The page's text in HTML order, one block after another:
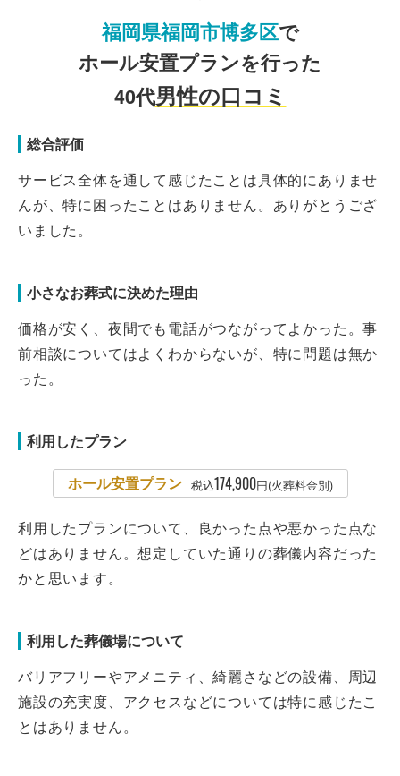
福岡県福岡市博多区で
ホール安置プランを行った
40代男性の口コミ
総合評価
サービス全体を通して感じたことは具体的にありませ
んが、特に困ったことはありません。ありがとうござ
いました。
小さなお葬式に決めた理由
価格が安く、夜間でも電話がつながってよかった。事
前相談についてはよくわからないが、特に問題は無か
った。
利用したプラン
ホール安置プラン 税込174,900円(火葬料金別)
利用したプランについて、良かった点や悪かった点な
どはありません。想定していた通りの葬儀内容だった
かと思います。
利用した葬儀場について
バリアフリーやアメニティ、綺麗さなどの設備、周辺
施設の充実度、アクセスなどについては特に感じたこ
とはありません。